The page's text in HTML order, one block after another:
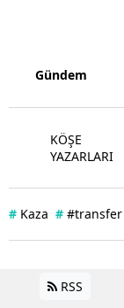
Gündem
KÖŞE
YAZARLARI
# Kaza # #transfer
RSS